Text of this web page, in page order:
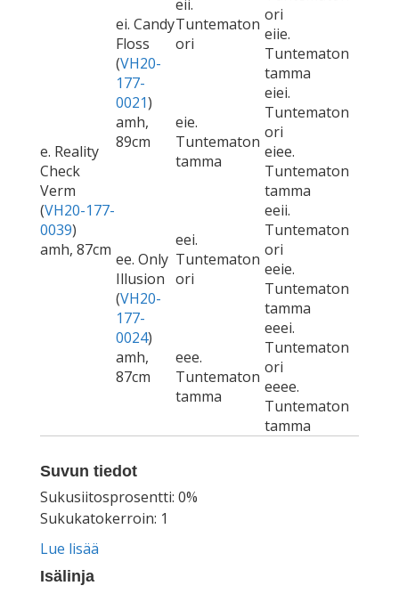
e. Reality
Check
Verm
(VH20-177-
0039)
amh, 87cm
ei. Candy
Floss
(VH20-
177-
0021)
amh,
89cm
eii.
Tuntematon
ori
ori
eiie.
Tuntematon
tamma
eie.
Tuntematon
tamma
eiei.
Tuntematon
ori
eiee.
Tuntematon
tamma
ee. Only
Illusion
(VH20-
177-
0024)
amh,
87cm
eei.
Tuntematon
ori
eeii.
Tuntematon
ori
eeie.
Tuntematon
tamma
eee.
Tuntematon
tamma
eeei.
Tuntematon
ori
eeee.
Tuntematon
tamma
Suvun tiedot
Sukusiitosprosentti: 0%
Sukukatokerroin: 1
Lue lisää
Isälinja